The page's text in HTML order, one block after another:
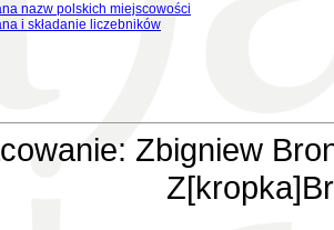
nazw polskich miejscowości
i składanie liczebników
Zbigniew